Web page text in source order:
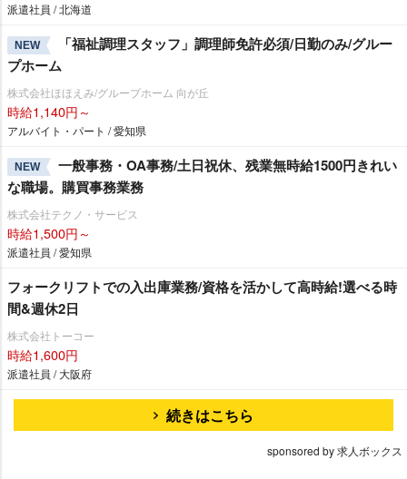
派遣社員 / 北海道
NEW
「福祉調理スタッフ」調理師免許必須/日勤のみ/グルー
プホーム
株式会社ほほえみ/グループホーム 向が丘
時給1,140円～
アルバイト・パート / 愛知県
NEW
一般事務・OA事務/土日祝休、残業無時給1500円きれい
な職場。購買事務業務
株式会社テクノ・サービス
時給1,500円～
派遣社員 / 愛知県
フォークリフトでの入出庫業務/資格を活かして高時給!選べる時
間&週休2日
株式会社トーコー
時給1,600円
派遣社員 / 大阪府
続きはこちら
sponsored by 求人ボックス